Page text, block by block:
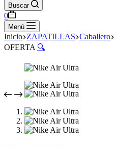
Buscar
Shopping
cart
0
Menú
Inicio ZAPATILLAS Caballero
OFERTA 🔍